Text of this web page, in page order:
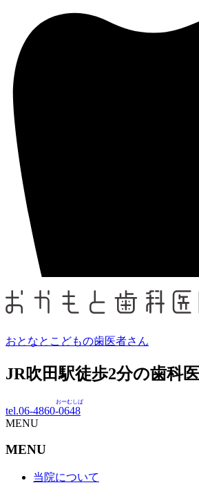
おとなとこどもの歯医者さん
JR吹田駅徒歩2分の歯科
tel.06-4860-0648
おーむしば
MENU
MENU
当院について